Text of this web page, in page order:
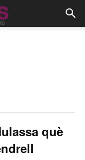
què